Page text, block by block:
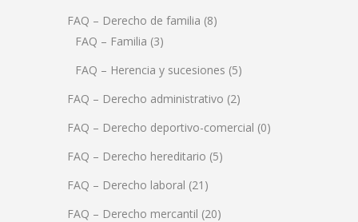
FAQ – Derecho de familia (8)
FAQ – Familia (3)
FAQ – Herencia y sucesiones (5)
FAQ – Derecho administrativo (2)
FAQ – Derecho deportivo-comercial (0)
FAQ – Derecho hereditario (5)
FAQ – Derecho laboral (21)
FAQ – Derecho mercantil (20)